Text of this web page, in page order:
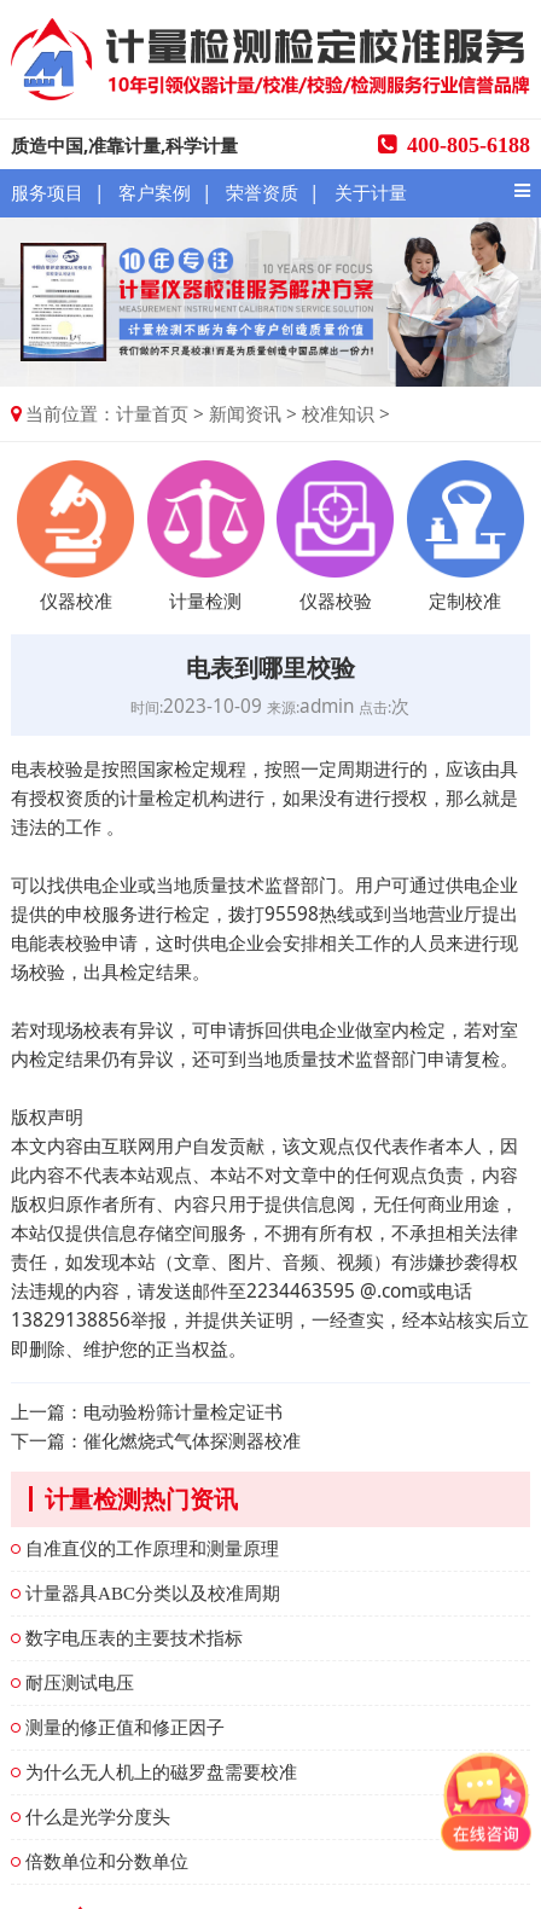
质造中国,准靠计量,科学计量 400-805-6188
服务项目 | 客户案例 | 荣誉资质 | 关于计量
当前位置：计量首页 > 新闻资讯 >校准知识 >
仪器校准 计量检测 仪器校验 定制校准
电表到哪里校验
时间:2023-10-09来源:admin 点击:次
电表校验是按照国家检定规程，按照一定周期进行的，应该由具
有授权资质的计量检定机构进行，如果没有进行授权，那么就是
违法的工作 。
可以找供电企业或当地质量技术监督部门。用户可通过供电企业
提供的申校服务进行检定，拨打95598热线或到当地营业厅提出
电能表校验申请，这时供电企业会安排相关工作的人员来进行现
场校验，出具检定结果。
若对现场校表有异议，可申请拆回供电企业做室内检定，若对室
内检定结果仍有异议，还可到当地质量技术监督部门申请复检。
版权声明
本文内容由互联网用户自发贡献，该文观点仅代表作者本人，因
此内容不代表本站观点、本站不对文章中的任何观点负责，内容
版权归原作者所有、内容只用于提供信息阅，无任何商业用途，
本站仅提供信息存储空间服务，不拥有所有权，不承担相关法律
责任，如发现本站（文章、图片、音频、视频）有涉嫌抄袭得权
法违规的内容，请发送邮件至2234463595 @.com或电话
13829138856举报，并提供关证明，一经查实，经本站核实后立
即删除、维护您的正当权益。
上一篇： 电动验粉筛计量检定证书
下一篇： 催化燃烧式气体探测器校准
计量检测热门资讯
自准直仪的工作原理和测量原理
计量器具ABC分类以及校准周期
数字电压表的主要技术指标
耐压测试电压
测量的修正值和修正因子
为什么无人机上的磁罗盘需要校准
什么是光学分度头
倍数单位和分数单位